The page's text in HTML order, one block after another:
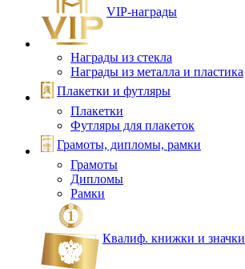
VIP‑награды
Награды из стекла
Награды из металла и пластика
Плакетки и футляры
Плакетки
Футляры для плакеток
Грамоты, дипломы, рамки
Грамоты
Дипломы
Рамки
Квалиф. книжки и значки